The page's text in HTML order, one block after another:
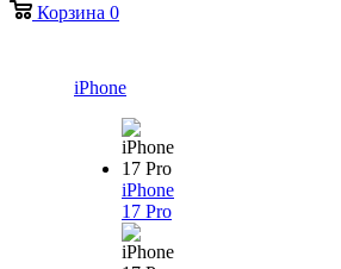
Корзина 0
iPhone
iPhone
17 Pro